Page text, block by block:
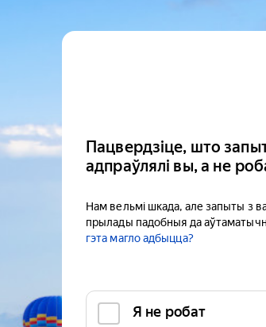
Пацвердзіце, што
адпраўлялі вы, а не
Нам вельмі шкада, але запыты з
прылады падобныя да
гэта магло адбыцца?
Я не робат